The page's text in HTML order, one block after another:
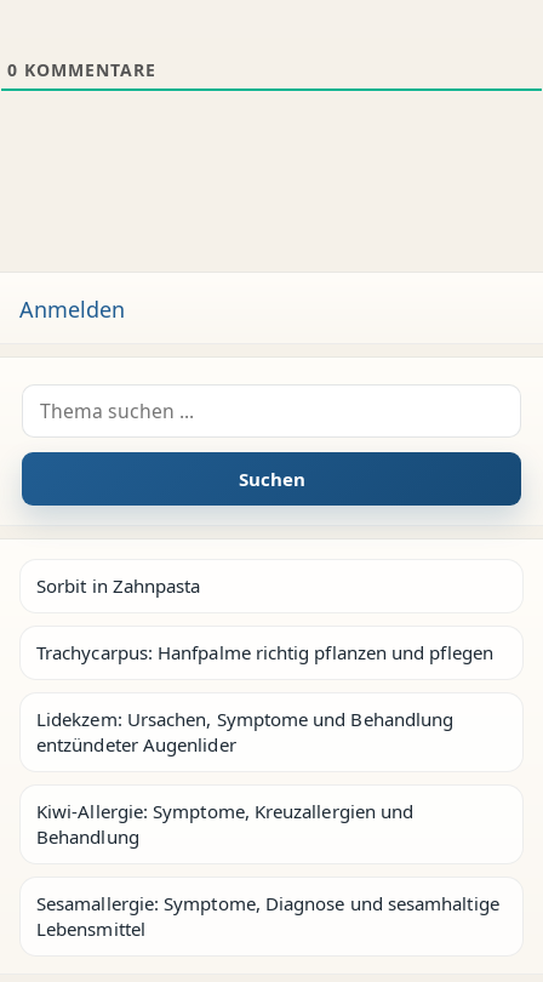
0 KOMMENTARE
Anmelden
Suche nach:
Suchen
Sorbit in Zahnpasta
Trachycarpus: Hanfpalme richtig pflanzen und pflegen
Lidekzem: Ursachen, Symptome und Behandlung
entzündeter Augenlider
Kiwi-Allergie: Symptome, Kreuzallergien und
Behandlung
Sesamallergie: Symptome, Diagnose und sesamhaltige
Lebensmittel